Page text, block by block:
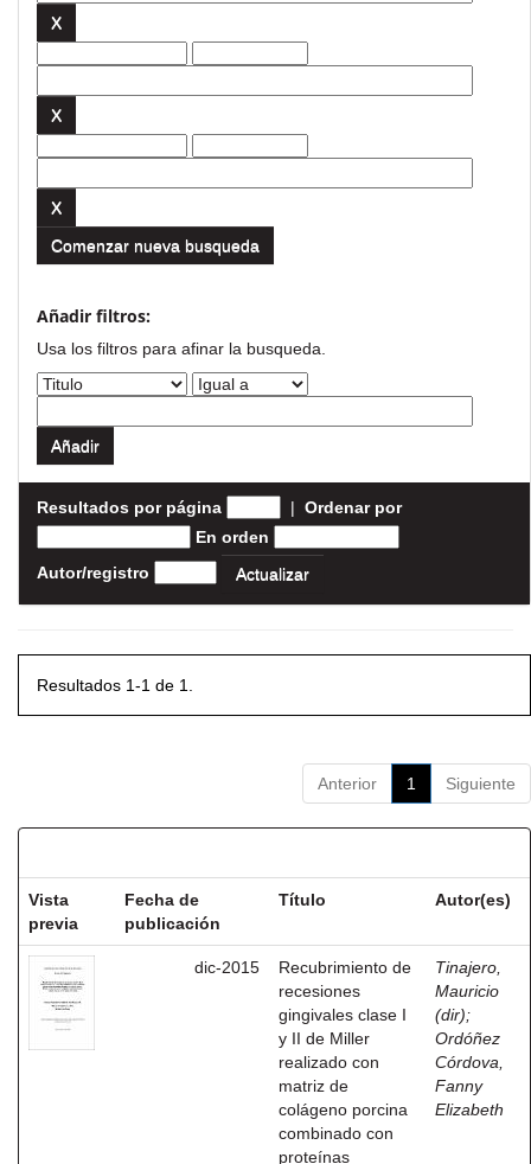
Comenzar nueva busqueda
Añadir filtros:
Usa los filtros para afinar la busqueda.
Resultados por página | Ordenar por
En orden
Autor/registro
Resultados 1-1 de 1.
Anterior 1 Siguiente
Vista
previa
Fecha de
publicación
Título Autor(es)
dic-2015
Recubrimiento de
recesiones
gingivales clase I
y II de Miller
realizado con
matriz de
colágeno porcina
combinado con
proteínas
Tinajero,
Mauricio
(dir);
Ordóñez
Córdova,
Fanny
Elizabeth